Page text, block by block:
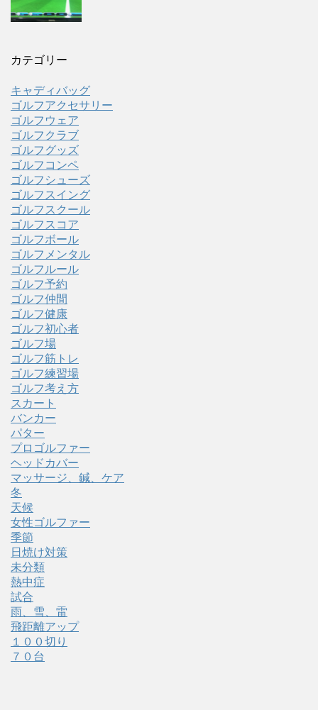
カテゴリー
キャディバッグ
ゴルフアクセサリー
ゴルフウェア
ゴルフクラブ
ゴルフグッズ
ゴルフコンペ
ゴルフシューズ
ゴルフスイング
ゴルフスクール
ゴルフスコア
ゴルフボール
ゴルフメンタル
ゴルフルール
ゴルフ予約
ゴルフ仲間
ゴルフ健康
ゴルフ初心者
ゴルフ場
ゴルフ筋トレ
ゴルフ練習場
ゴルフ考え方
スカート
バンカー
パター
プロゴルファー
ヘッドカバー
マッサージ、鍼、ケア
冬
天候
女性ゴルファー
季節
日焼け対策
未分類
熱中症
試合
雨、雪、雷
飛距離アップ
１００切り
７０台